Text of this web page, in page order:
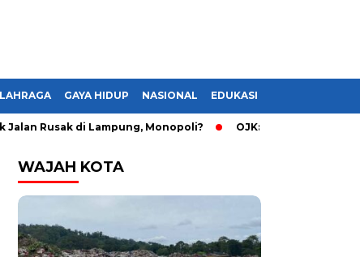
GAYA HIDUP NASIONAL EDUKASI
di Lampung, Monopoli? OJK: Guru dan Pelajar
WAJAH KOTA